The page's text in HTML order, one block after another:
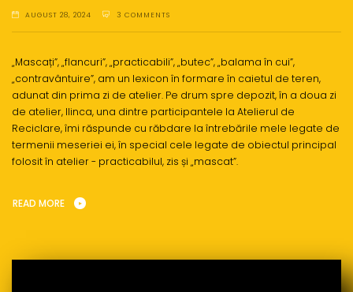
AUGUST 28, 2024 3 COMMENTS
„Mascați”, „flancuri”, „practicabili”, „butec”, „balama în cui”,
„contravântuire”, am un lexicon în formare în caietul de teren,
adunat din prima zi de atelier. Pe drum spre depozit, în a doua zi
de atelier, Ilinca, una dintre participantele la Atelierul de
Reciclare, îmi răspunde cu răbdare la întrebările mele legate de
termenii meseriei ei, în special cele legate de obiectul principal
folosit în atelier - practicabilul, zis și „mascat”.
READ MORE